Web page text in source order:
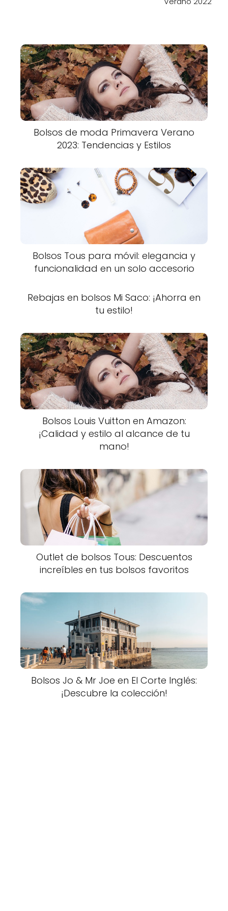
Bolsos de moda Primavera Verano
2023: Tendencias y Estilos
Bolsos Tous para móvil: elegancia y
funcionalidad en un solo accesorio
Rebajas en bolsos Mi Saco: ¡Ahorra en
tu estilo!
Bolsos Louis Vuitton en Amazon:
¡Calidad y estilo al alcance de tu
mano!
Outlet de bolsos Tous: Descuentos
increíbles en tus bolsos favoritos
Bolsos Jo & Mr Joe en El Corte Inglés:
¡Descubre la colección!